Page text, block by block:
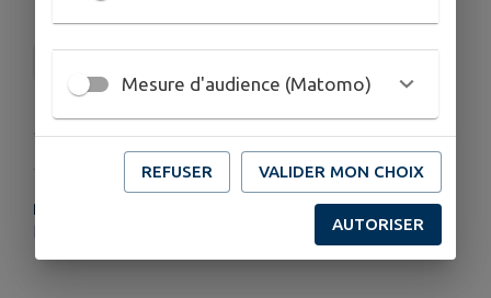
PLUS D'INFORMATIONS
Mesure d'audience (Matomo)
REFUSER VALIDER MON CHOIX
AUTORISER